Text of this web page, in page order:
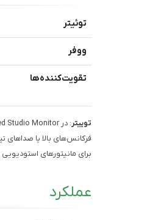
توئیتر
ووفر
تقویت‌کننده‌ها
توییتر
برای مانیتورهای
عملکرد